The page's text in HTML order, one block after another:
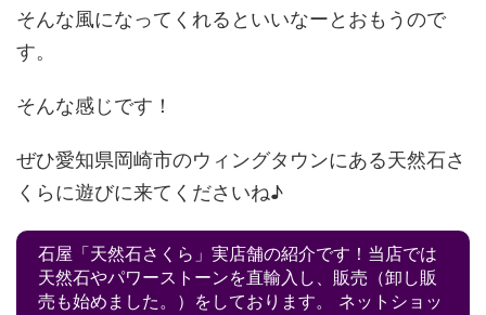
そんな風になってくれるといいなーとおもうので
す。
そんな感じです！
ぜひ愛知県岡崎市のウィングタウンにある天然石さ
くらに遊びに来てくださいね♪
石屋「天然石さくら」実店舗の紹介です！当店では
天然石やパワーストーンを直輸入し、販売（卸し販
売も始めました。）をしております。 ネットショッ